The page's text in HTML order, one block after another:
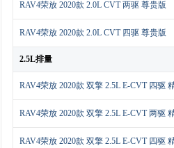
RAV4荣放 2020款 2.0L CVT 两驱 尊贵版
RAV4荣放 2020款 2.0L CVT 四驱 尊贵版
2.5L排量
RAV4荣放 2020款 双擎 2.5L E-CVT 四驱
RAV4荣放 2020款 双擎 2.5L E-CVT 两驱
RAV4荣放 2020款 双擎 2.5L E-CVT 四驱